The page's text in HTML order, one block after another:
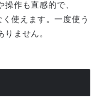
作も直感的で、
使えます。一度使う
ません。